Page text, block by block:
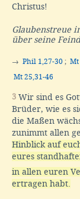
Christus!
Glaubenstreue
über seine
→ Phil 1,27-30 ; Mt
Mt 25,31-46
3 Wir sind es
Brüder, wie es
die Maßen
zunimmt allen
Hinblick auf
eures
in allen euren
ertragen habt.